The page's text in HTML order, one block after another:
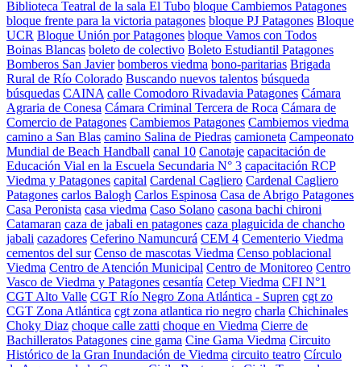
Biblioteca Teatral de la sala El Tubo bloque Cambiemos Patagones
bloque frente para la victoria patagones bloque PJ Patagones Bloque
UCR Bloque Unión por Patagones bloque Vamos con Todos
Boinas Blancas boleto de colectivo Boleto Estudiantil Patagones
Bomberos San Javier bomberos viedma bono-paritarias Brigada
Rural de Río Colorado Buscando nuevos talentos búsqueda
búsquedas CAINA calle Comodoro Rivadavia Patagones Cámara
Agraria de Conesa Cámara Criminal Tercera de Roca Cámara de
Comercio de Patagones Cambiemos Patagones Cambiemos viedma
camino a San Blas camino Salina de Piedras camioneta Campeonato
Mundial de Beach Handball canal 10 Canotaje capacitación de
Educación Vial en la Escuela Secundaria N° 3 capacitación RCP
Viedma y Patagones capital Cardenal Cagliero Cardenal Cagliero
Patagones carlos Balogh Carlos Espinosa Casa de Abrigo Patagones
Casa Peronista casa viedma Caso Solano casona bachi chironi
Catamaran caza de jabali en patagones caza plaguicida de chancho
jabali cazadores Ceferino Namuncurá CEM 4 Cementerio Viedma
cementos del sur Censo de mascotas Viedma Censo poblacional
Viedma Centro de Atención Municipal Centro de Monitoreo Centro
Vasco de Viedma y Patagones cesantía Cetep Viedma CFI N°1
CGT Alto Valle CGT Río Negro Zona Atlántica - Supren cgt zo
CGT Zona Atlántica cgt zona atlantica rio negro charla Chichinales
Choky Diaz choque calle zatti choque en Viedma Cierre de
Bachilleratos Patagones cine gama Cine Gama Viedma Circuito
Histórico de la Gran Inundación de Viedma circuito teatro Círculo